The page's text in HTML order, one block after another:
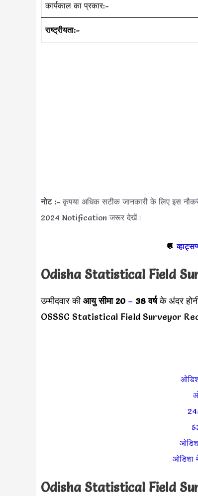
कार्यकाल का प्रकार:-
राष्ट्रीयता:-
नोट :- कृपया अधिक सटीक जानकारी के लिए इस
2024 Notification जरूर देखें।
💬
Odisha Statistical Field
उम्मीदवार कीआयु सीमा 20 – 38 वर्षके अंदर
OSSSC Statistical Field Surveyor
ओडिशा
Odisha Statistical Field